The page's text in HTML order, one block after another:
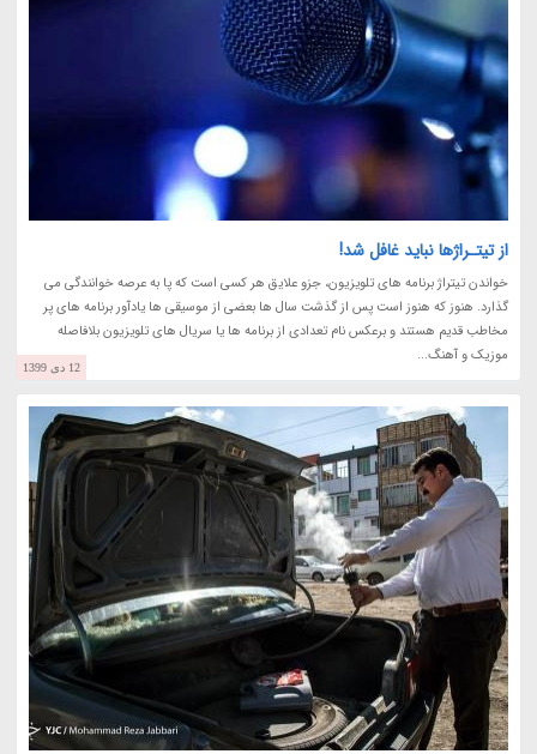
از تیتـراژها نباید غافل شد!
خواندن تیتراژ برنامه های تلویزیون، جزو علایق هر کسی است که پا به عرصه خوانندگی می
گذارد. هنوز که هنوز است پس از گذشت سال ها بعضی از موسیقی ها یادآور برنامه های پر
مخاطب قدیم هستند و برعکس نام تعدادی از برنامه ها یا سریال های تلویزیون بلافاصله
موزیک و آهنگ...
12 دی 1399